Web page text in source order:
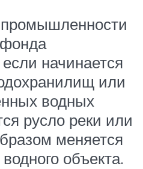
начинается
или
водных
русло реки или
меняется
объекта.